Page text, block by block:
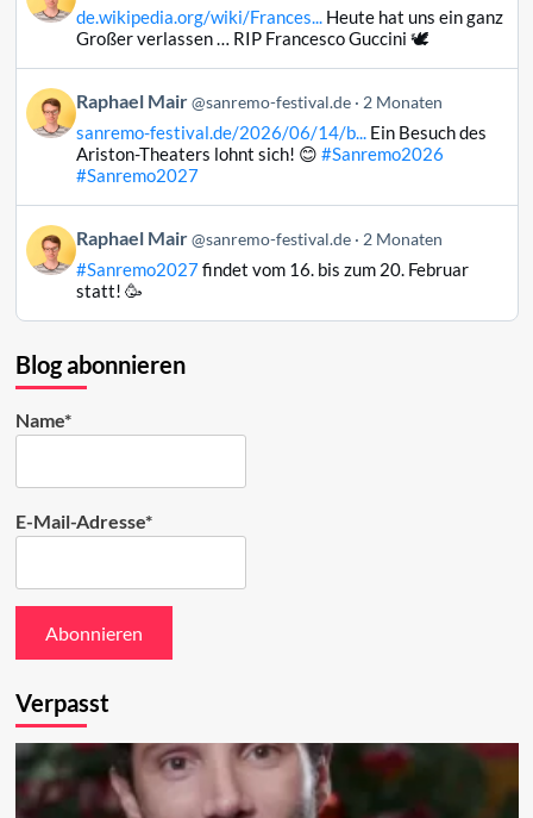
ansehen
von
Raphael
Bluesky
ansehen
de.wikipedia.org/wiki/Frances...Heute hat uns ein ganz
Großer verlassen … RIP Francesco Guccini 🕊️
Beitrag
von
Raphael
ansehen
Raphael Mair @sanremo-festival.de 2 Monaten
sanremo-festival.de/2026/06/14/b...Ein Besuch des
Ariston-Theaters lohnt sich! 😊 #Sanremo2026
#Sanremo2027
Beitrag
von
Raphael
Bluesky
ansehen
Raphael Mair @sanremo-festival.de 2 Monaten
#Sanremo2027findet vom 16. bis zum 20. Februar
statt! 🥳
Blog abonnieren
Name*
E-Mail-Adresse*
Verpasst